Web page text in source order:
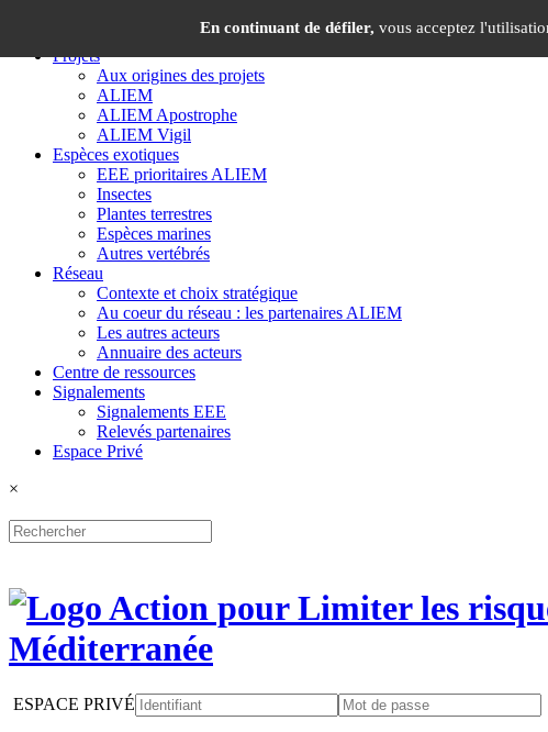
Projets
Aux origines des projets
ALIEM
ALIEM Apostrophe
ALIEM Vigil
Espèces exotiques
EEE prioritaires ALIEM
Insectes
Plantes terrestres
Espèces marines
Autres vertébrés
Réseau
Contexte et choix stratégique
Au coeur du réseau : les partenaires ALIEM
Les autres acteurs
Annuaire des acteurs
Centre de ressources
Signalements
Signalements EEE
Relevés partenaires
Espace Privé
×
ESPACE PRIVÉ
En continuant de défiler, vous acceptez